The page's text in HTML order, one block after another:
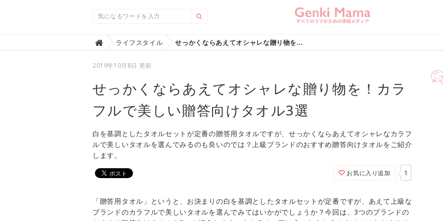
Homeライフスタイル せっかくならあえてオシャレな贈り物を！カラフルで美しい贈答向けタオル3選
2019年10月8日 更新
せっかくならあえてオシャレな贈り物を！カラ
フルで美しい贈答向けタオル3選
白を基調としたタオルセットが定番の贈答用タオルですが、せっかくならあえてオシャレなカラフ
ルで美しいタオルを選んでみるのも良いのでは？上級ブランドのおすすめ贈答向けタオルをご紹介
します。
お気に入り追加 1
「贈答用タオル」というと、お決まりの白を基調としたタオルセットが定番ですが、あえて上級な
ブランドのカラフルで美しいタオルを選んでみてはいかがでしょうか？今回は、3つのブランドの